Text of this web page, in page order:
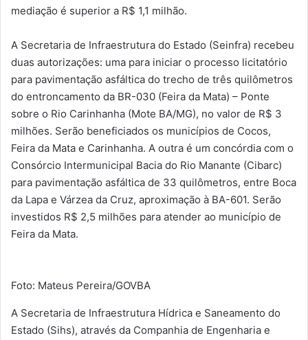
mediação é superior a R$ 1,1 milhão.
A Secretaria de Infraestrutura do Estado (Seinfra) recebeu
duas autorizações: uma para iniciar o processo licitatório
para pavimentação asfáltica do trecho de três quilômetros
do entroncamento da BR-030 (Feira da Mata) – Ponte
sobre o Rio Carinhanha (Mote BA/MG), no valor de R$ 3
milhões. Serão beneficiados os municípios de Cocos,
Feira da Mata e Carinhanha. A outra é um concórdia com o
Consórcio Intermunicipal Bacia do Rio Manante (Cibarc)
para pavimentação asfáltica de 33 quilômetros, entre Boca
da Lapa e Várzea da Cruz, aproximação à BA-601. Serão
investidos R$ 2,5 milhões para atender ao município de
Feira da Mata.
Foto: Mateus Pereira/GOVBA
A Secretaria de Infraestrutura Hídrica e Saneamento do
Estado (Sihs), através da Companhia de Engenharia e